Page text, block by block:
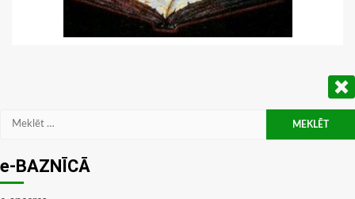
Meklēt:
e-BAZNĪCĀ